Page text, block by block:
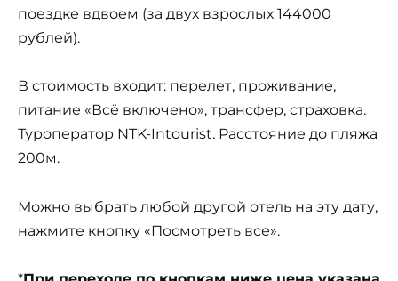
поездке вдвоем (за двух взрослых 144000
рублей).
В стоимость входит: перелет, проживание,
питание «Всё включено», трансфер, страховка.
Туроператор NTK-Intourist. Расстояние до пляжа
200м.
Можно выбрать любой другой отель на эту дату,
нажмите кнопку «Посмотреть все».